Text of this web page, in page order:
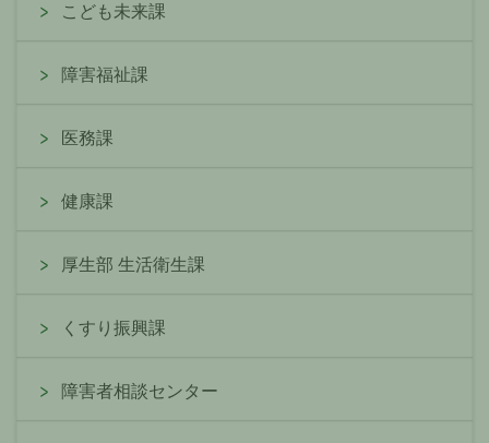
こども未来課
障害福祉課
医務課
健康課
厚生部 生活衛生課
くすり振興課
障害者相談センター